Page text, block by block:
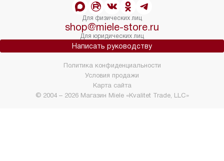
Для физических лиц
shop@miele-store.ru
Для юридических лиц
Написать руководству
© 2004 – 2026 Магазин Miele «Kvalitet Trade, LLC»
Политика конфиденциальности
Условия продажи
Карта сайта